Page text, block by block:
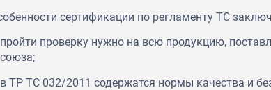
сертификации по регламенту ТС
пройти проверку нужно на всю продукцию,
союза;
в ТР ТС 032/2011 содержатся нормы качества и